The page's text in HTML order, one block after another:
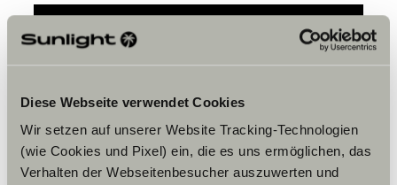
Diese Webseite verwendet Cookies
Wir setzen auf unserer Website Tracking-Technologien
(wie Cookies und Pixel) ein, die es uns ermöglichen, das
Verhalten der Webseitenbesucher auszuwerten und
cookies to use this function.
Cookie Settings